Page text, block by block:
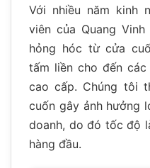
Với nhiều năm kinh
viên của Quang
hỏng hóc từ cửa
tấm liền cho đến
cao cấp. Chúng tôi
cuốn gây ảnh hưởng
doanh, do đó tốc độ
hàng đầu.